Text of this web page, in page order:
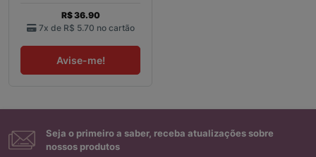
R$ 36.90
7x de R$ 5.70 no cartão
Avise-me!
Seja o primeiro a saber, receba atualizações sobre
nossos produtos